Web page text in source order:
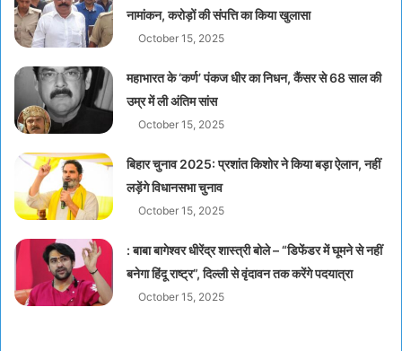
नामांकन, करोड़ों की संपत्ति का किया खुलासा
October 15, 2025
महाभारत के ‘कर्ण’ पंकज धीर का निधन, कैंसर से 68 साल की
उम्र में ली अंतिम सांस
October 15, 2025
बिहार चुनाव 2025: प्रशांत किशोर ने किया बड़ा ऐलान, नहीं
लड़ेंगे विधानसभा चुनाव
October 15, 2025
: बाबा बागेश्वर धीरेंद्र शास्त्री बोले – “डिफेंडर में घूमने से नहीं
बनेगा हिंदू राष्ट्र”, दिल्ली से वृंदावन तक करेंगे पदयात्रा
October 15, 2025